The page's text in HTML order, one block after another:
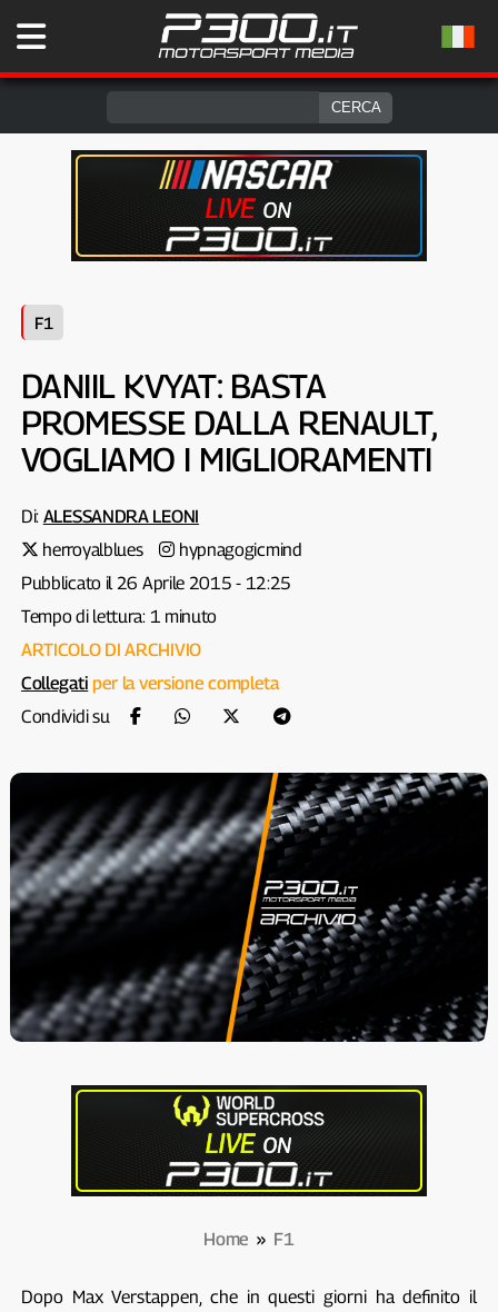
F1
DANIIL KVYAT: BASTA
PROMESSE DALLA RENAULT,
VOGLIAMO I MIGLIORAMENTI
Di: ALESSANDRA LEONI
herroyalblues
hypnagogicmind
Pubblicato il 26 Aprile 2015 - 12:25
Tempo di lettura: 1 minuto
ARTICOLO DI ARCHIVIO
Collegati per la versione completa
Condividi su
Home » F1
Dopo Max Verstappen, che in questi giorni ha definito il